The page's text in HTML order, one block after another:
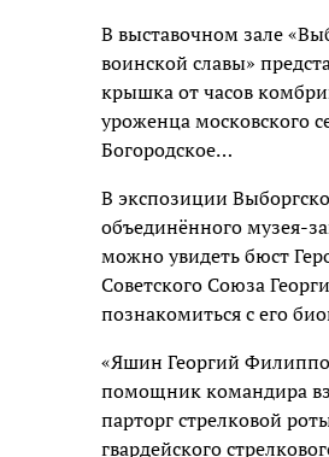
В выставочном зале
воинской славы»
крышка от часов
уроженца московского
Богородское…
В экспозиции
объединённого музея-
можно увидеть бюст
Советского Союза
познакомиться с его
«Яшин Георгий
помощник командира
парторг стрелковой
гвардейского